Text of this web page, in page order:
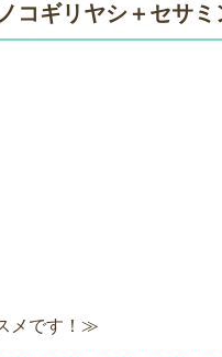
コギリヤシ＋セサ
メです！≫